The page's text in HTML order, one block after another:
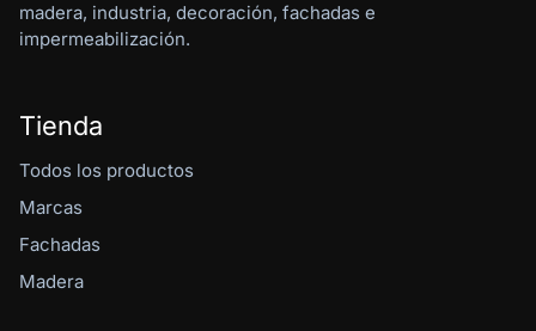
madera, industria, decoración, fachadas e
impermeabilización.
Tienda
Todos los productos
Marcas
Fachadas
Madera